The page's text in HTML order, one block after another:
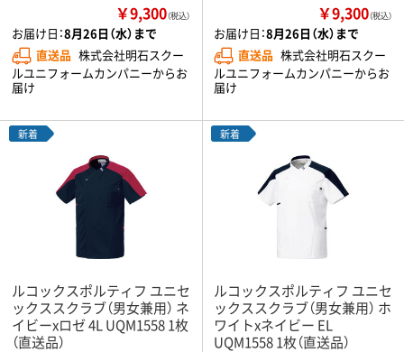
￥9,300（税込）
お届け日：8月26日（水）まで
直送品 株式会社明石スクー
ルユニフォームカンパニーからお
届け
￥9,300（税込）
お届け日：8月26日（水）まで
直送品 株式会社明石スクー
ルユニフォームカンパニーからお
届け
新着
ルコックスポルティフ ユニセ
ックススクラブ（男女兼用） ネ
イビーxロゼ 4L UQM1558 1枚
（直送品）
新着
ルコックスポルティフ ユニセ
ックススクラブ（男女兼用） ホ
ワイトxネイビー EL
UQM1558 1枚（直送品）